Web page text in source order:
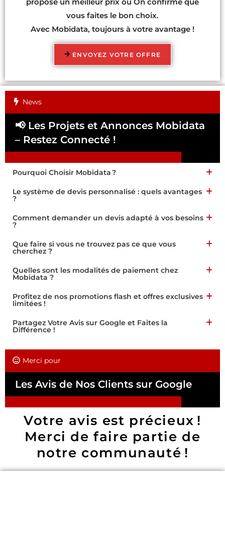
vous faites le bon choix.
Avec Mobidata, toujours à votre avantage !
ENVOYEZ VOTRE OFFRE
News
📢 Les Projets et Annonces Mobidata
– Restez Connecté !
Pourquoi Choisir Mobidata ?
Le système de devis personnalisé : quels avantages
?
Comment demander un devis adapté à vos besoins
?
Que faire si vous ne trouvez pas ce que vous
cherchez ?
Quelles sont les modalités de paiement chez
Mobidata ?
Profitez de nos promotions flash et offres exclusives
limitées !
Partagez Votre Avis sur Google et Faites la
Différence !
Merci pour
Les Avis de Nos Clients sur Google
Votre avis est précieux !
Merci de faire partie de
notre communauté !